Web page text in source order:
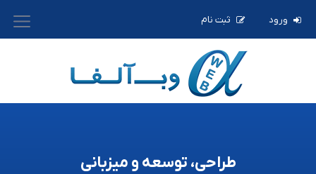
ورود ثبت نام
طراحی، توسعه و میزبانی